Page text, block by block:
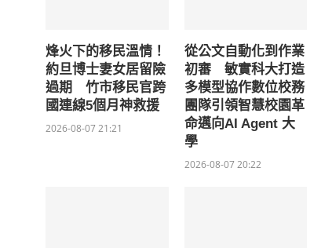
烽火下的移民溫情！
約旦博士妻女居留險
過期 竹市移民官跨
國連線5個月神救援
2026-08-07 21:21
從公文自動化到作業
初審 敏實科大打造
多模型協作數位校務
團隊引領智慧校園革
命邁向AI Agent 大
學
2026-08-07 20:22